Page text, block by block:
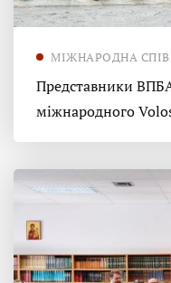
МІЖНАРОДНА
Представники
міжнародного